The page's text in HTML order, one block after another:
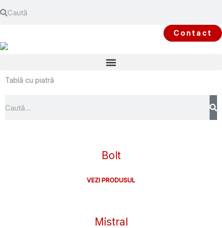
to
Contact
Tablă cu piatră
Bolt
VEZI PRODUSUL
Mistral